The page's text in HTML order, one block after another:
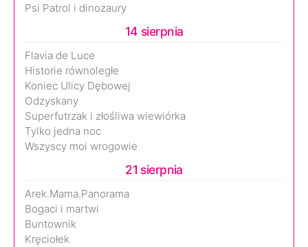
Psi Patrol i dinozaury
14 sierpnia
Flavia de Luce
Historie równoległe
Koniec Ulicy Dębowej
Odzyskany
Superfutrzak i złośliwa wiewiórka
Tylko jedna noc
Wszyscy moi wrogowie
21 sierpnia
Arek.Mama.Panorama
Bogaci i martwi
Buntownik
Kręciołek